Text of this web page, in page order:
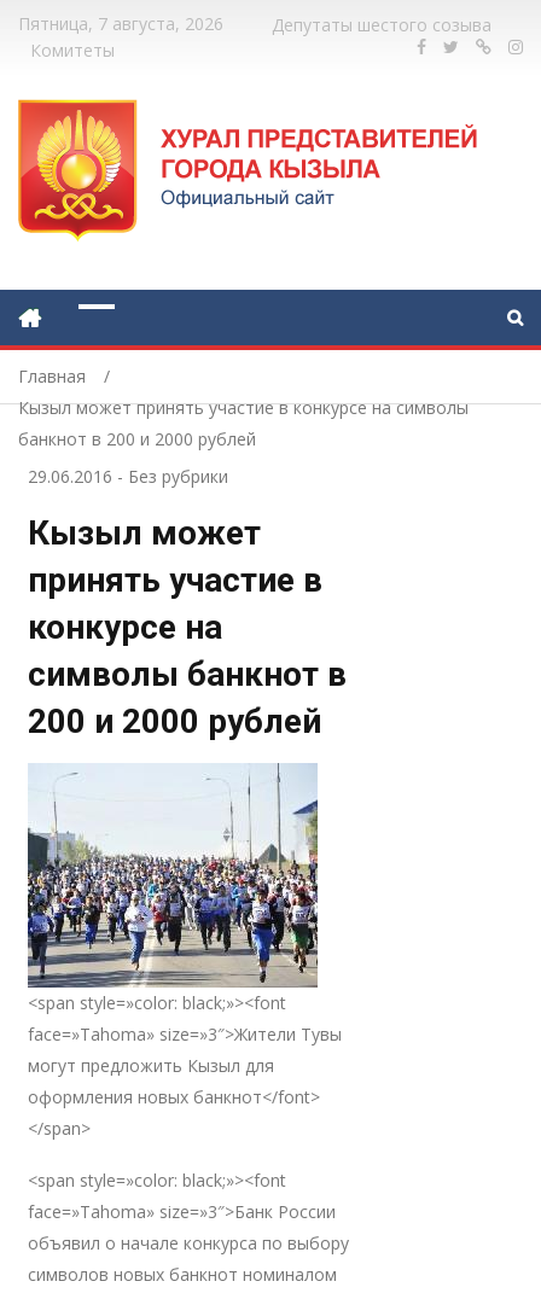
Пятница, 7 августа, 2026
Депутаты шестого созыва
Комитеты
Главная
Кызыл может принять участие в конкурсе на символы
банкнот в 200 и 2000 рублей
29.06.2016 - Без рубрики
Кызыл может
принять участие в
конкурсе на
символы банкнот в
200 и 2000 рублей
<span style=»color: black;»><font
face=»Tahoma» size=»3″>Жители Тувы
могут предложить Кызыл для
оформления новых банкнот</font>
</span>
<span style=»color: black;»><font
face=»Tahoma» size=»3″>Банк России
объявил о начале конкурса по выбору
символов новых банкнот номиналом